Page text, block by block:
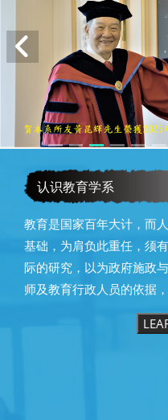
认识教育学系
教育是国家百年大计，而
基础，为肩负此重任，须
际的研究，以为政府施政
师及教育行政人员的依据